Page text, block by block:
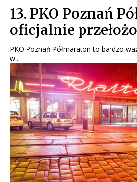
13. PKO Poznań
oficjalnie
PKO Poznań Półmaraton to bardzo
w...